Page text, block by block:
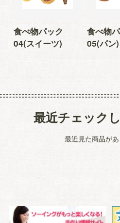
食べ物パック
04(スイーツ)
食べ物
05(パン)
最近チェック
最近見た商品があ